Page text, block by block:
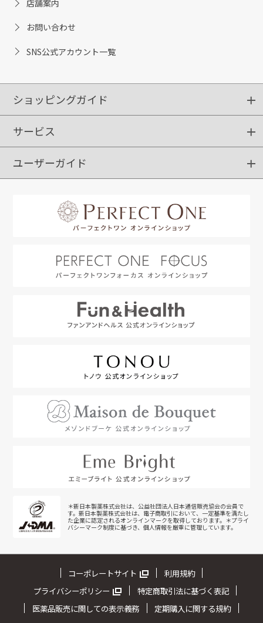
店舗案内
お問い合わせ
SNS公式アカウント一覧
ショッピングガイド
ショッピングガイド
ご注文方法
送料・配送
クーポンご利用方法
サービス
定期購入
ポイントサービス
お知らせメール
ユーザーガイド
＊新日本製薬株式会社は、公益社団法人日本通信販売協会の会員で
す。新日本製薬株式会社は、電子商取引において、一定基準を満たし
た企業に認定されるオンラインマークを取得しております。＊プライ
バシーマーク制度に基づき、個人情報を厳重に管理しています。
コーポレートサイト
利用規約
プライバシーポリシー
特定商取引法に基づく表記
医薬品販売に関しての表示義務
定期購入に関する規約